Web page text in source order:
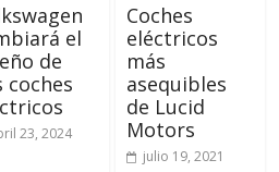
el
de
coches
23, 2024
Coches
eléctricos
más
asequibles
de Lucid
Motors
julio 19, 2021